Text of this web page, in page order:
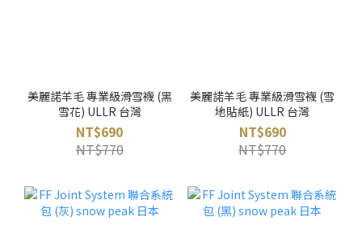
美麗諾羊毛 專業級滑雪襪 (黑
雪花) ULLR 台灣
NT$690
NT$770
美麗諾羊毛 專業級滑雪襪 (雪
地貼紙) ULLR 台灣
NT$690
NT$770